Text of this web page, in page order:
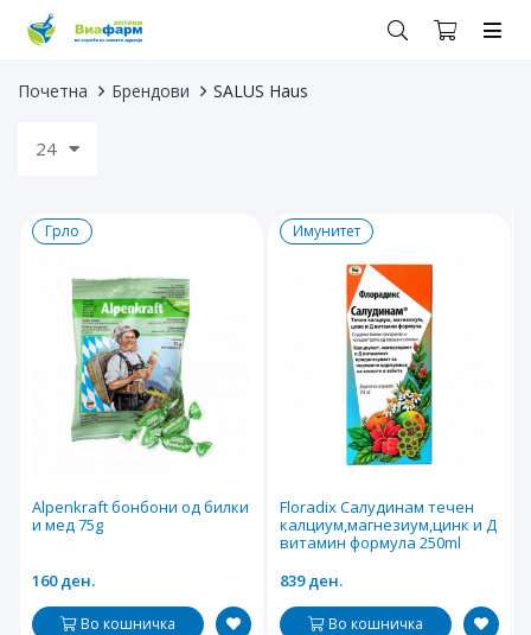
Почетна Брендови SALUS Haus
24
Грло
Alpenkraft бонбони од билки
и мед 75g
160 ден.
Во кошничка
Имунитет
Floradix Салудинам течен
калциум,магнезиум,цинк и Д
витамин формула 250ml
839 ден.
Во кошничка